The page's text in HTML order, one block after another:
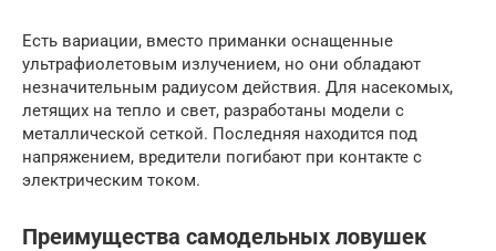
Есть вариации, вместо приманки оснащенные
ультрафиолетовым излучением, но они обладают
незначительным радиусом действия. Для насекомых,
летящих на тепло и свет, разработаны модели с
металлической сеткой. Последняя находится под
напряжением, вредители погибают при контакте с
электрическим током.
Преимущества самодельных ловушек